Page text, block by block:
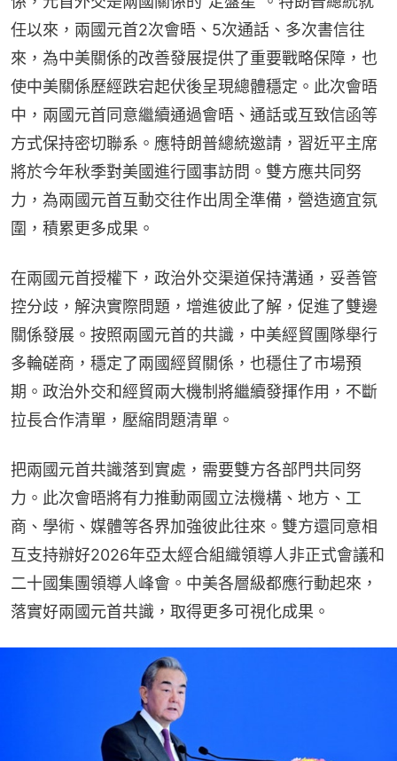
任以來，兩國元首2次會晤、5次通話、多次書信往
來，為中美關係的改善發展提供了重要戰略保障，也
使中美關係歷經跌宕起伏後呈現總體穩定。此次會晤
中，兩國元首同意繼續通過會晤、通話或互致信函等
方式保持密切聯系。應特朗普總統邀請，習近平主席
將於今年秋季對美國進行國事訪問。雙方應共同努
力，為兩國元首互動交往作出周全準備，營造適宜氛
圍，積累更多成果。
在兩國元首授權下，政治外交渠道保持溝通，妥善管
控分歧，解決實際問題，增進彼此了解，促進了雙邊
關係發展。按照兩國元首的共識，中美經貿團隊舉行
多輪磋商，穩定了兩國經貿關係，也穩住了市場預
期。政治外交和經貿兩大機制將繼續發揮作用，不斷
拉長合作清單，壓縮問題清單。
把兩國元首共識落到實處，需要雙方各部門共同努
力。此次會晤將有力推動兩國立法機構、地方、工
商、學術、媒體等各界加強彼此往來。雙方還同意相
互支持辦好2026年亞太經合組織領導人非正式會議和
二十國集團領導人峰會。中美各層級都應行動起來，
落實好兩國元首共識，取得更多可視化成果。